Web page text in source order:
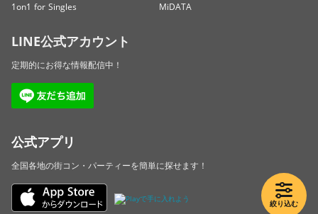
絞り込む
1on1 for Singles
MiDATA
LINE公式アカウント
定期的にお得な情報配信中！
公式アプリ
全国各地の街コン・パーティーを簡単に探せます！